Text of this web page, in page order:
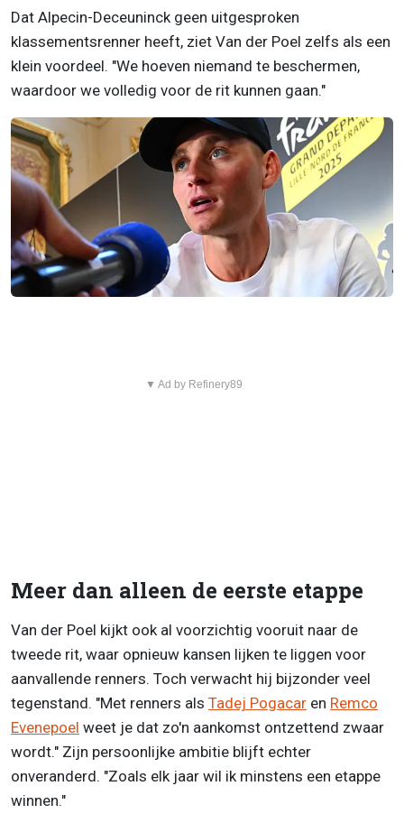
Dat Alpecin-Deceuninck geen uitgesproken
klassementsrenner heeft, ziet Van der Poel zelfs als een
klein voordeel. "We hoeven niemand te beschermen,
waardoor we volledig voor de rit kunnen gaan."
▼ Ad by Refinery89
Meer dan alleen de eerste etappe
Van der Poel kijkt ook al voorzichtig vooruit naar de
tweede rit, waar opnieuw kansen lijken te liggen voor
aanvallende renners. Toch verwacht hij bijzonder veel
tegenstand. "Met renners als Tadej Pogacar en Remco
Evenepoel weet je dat zo'n aankomst ontzettend zwaar
wordt." Zijn persoonlijke ambitie blijft echter
onveranderd. "Zoals elk jaar wil ik minstens een etappe
winnen."